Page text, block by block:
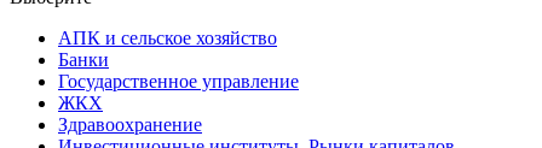
АПК и сельское хозяйство
Банки
Государственное управление
ЖКХ
Здравоохранение